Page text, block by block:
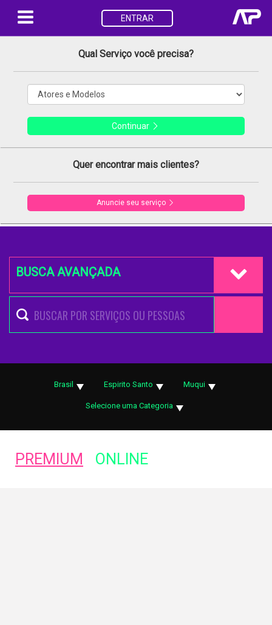
ENTRAR
Qual Serviço você precisa?
Continuar
Quer encontrar mais clientes?
Anuncie seu serviço
BUSCA AVANÇADA
Brasil Espirito Santo Muqui
Selecione uma Categoria
PREMIUM ONLINE